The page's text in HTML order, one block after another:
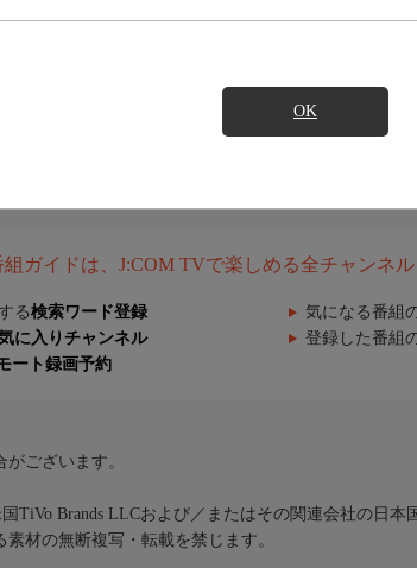
OK
組ガイドは、J:COM TVで楽しめる全チャンネ
る検索ワード登録 気になる番組
に入りチャンネル 登録した番組
ート録画予約
ございます。
TiVo Brands LLCおよび／またはその関連会社の日本
材の無断複写・転載を禁じます。